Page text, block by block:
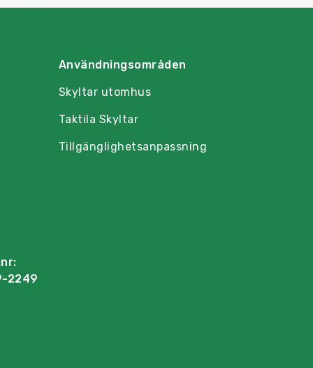
Användningsområden
Skyltar utomhus
Taktila Skyltar
Tillgänglighetsanpassning
2249